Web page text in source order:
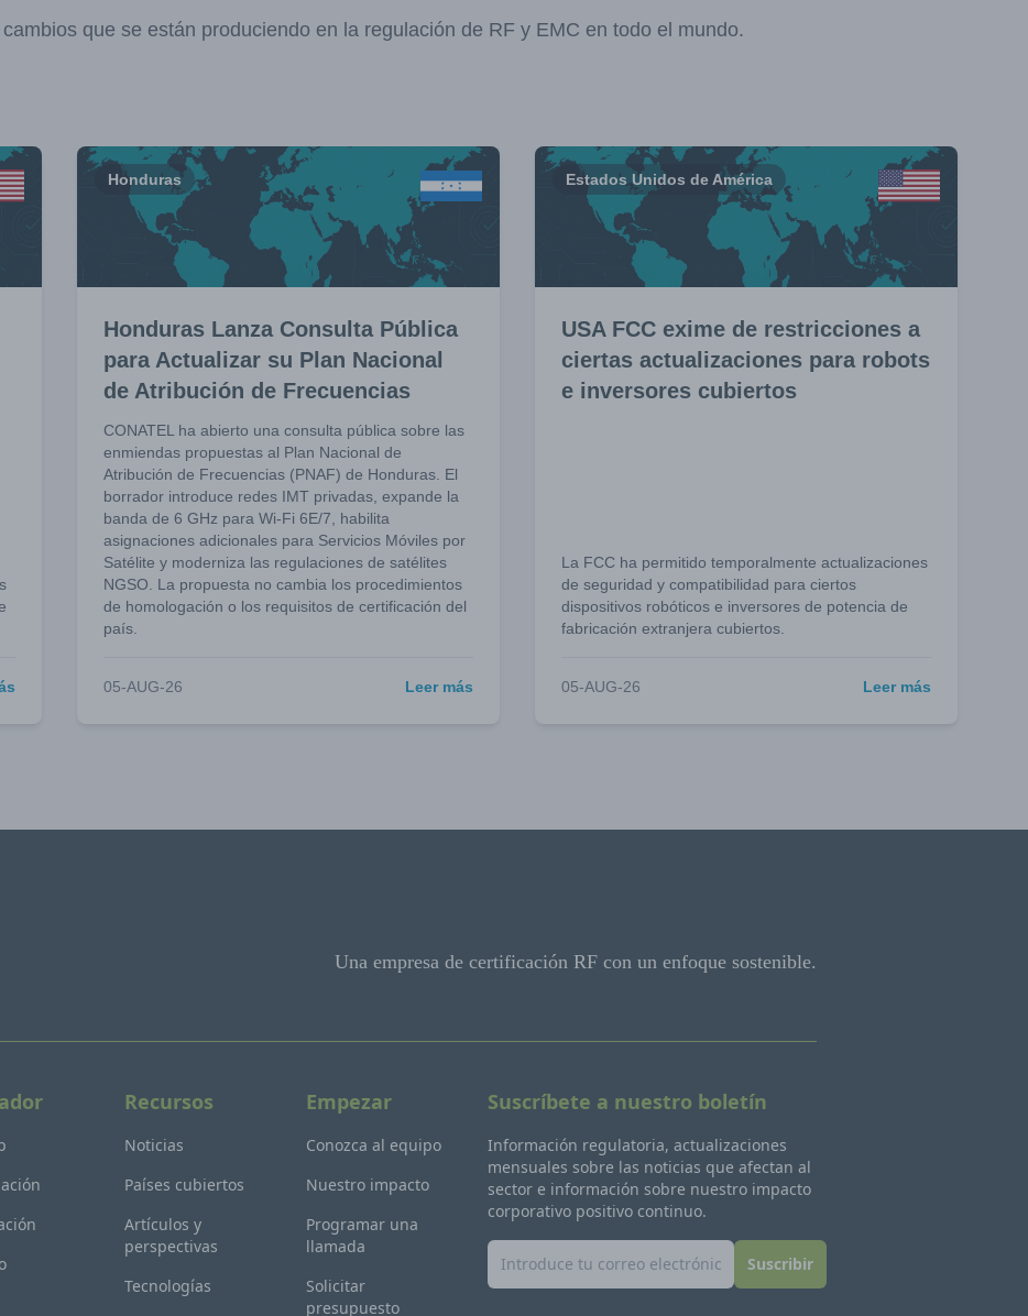
que se están produciendo en la regulación de RF y EMC en todo el mundo.
Honduras
Honduras Lanza Consulta Pública
para Actualizar su Plan Nacional
de Atribución de Frecuencias
CONATEL ha abierto una consulta pública sobre las
enmiendas propuestas al Plan Nacional de
Atribución de Frecuencias (PNAF) de Honduras. El
borrador introduce redes IMT privadas, expande la
banda de 6 GHz para Wi-Fi 6E/7, habilita
asignaciones adicionales para Servicios Móviles por
Satélite y moderniza las regulaciones de satélites
NGSO. La propuesta no cambia los procedimientos
de homologación o los requisitos de certificación del
país.
05-AUG-26 Leer más
Estados Unidos de América
USA FCC exime de restricciones a
ciertas actualizaciones para robots
e inversores cubiertos
La FCC ha permitido temporalmente actualizaciones
de seguridad y compatibilidad para ciertos
dispositivos robóticos e inversores de potencia de
fabricación extranjera cubiertos.
05-AUG-26 Leer más
Una empresa de certificación RF con un enfoque sostenible.
Recursos
Noticias
Países cubiertos
Artículos y
perspectivas
Tecnologías
Empezar
Conozca al equipo
Nuestro impacto
Programar una
llamada
Solicitar
presupuesto
Suscríbete a nuestro boletín
Información regulatoria, actualizaciones
mensuales sobre las noticias que afectan al
sector e información sobre nuestro impacto
corporativo positivo continuo.
Suscribir